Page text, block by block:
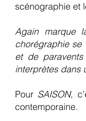
scénographie et
Again marque
chorégraphie se
et de
interprètes dans
Pour SAISON,
contemporaine.